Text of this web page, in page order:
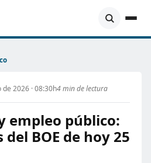
de 2026 · 08:30h4 min de lectura
empleo público:
BOE de hoy 25